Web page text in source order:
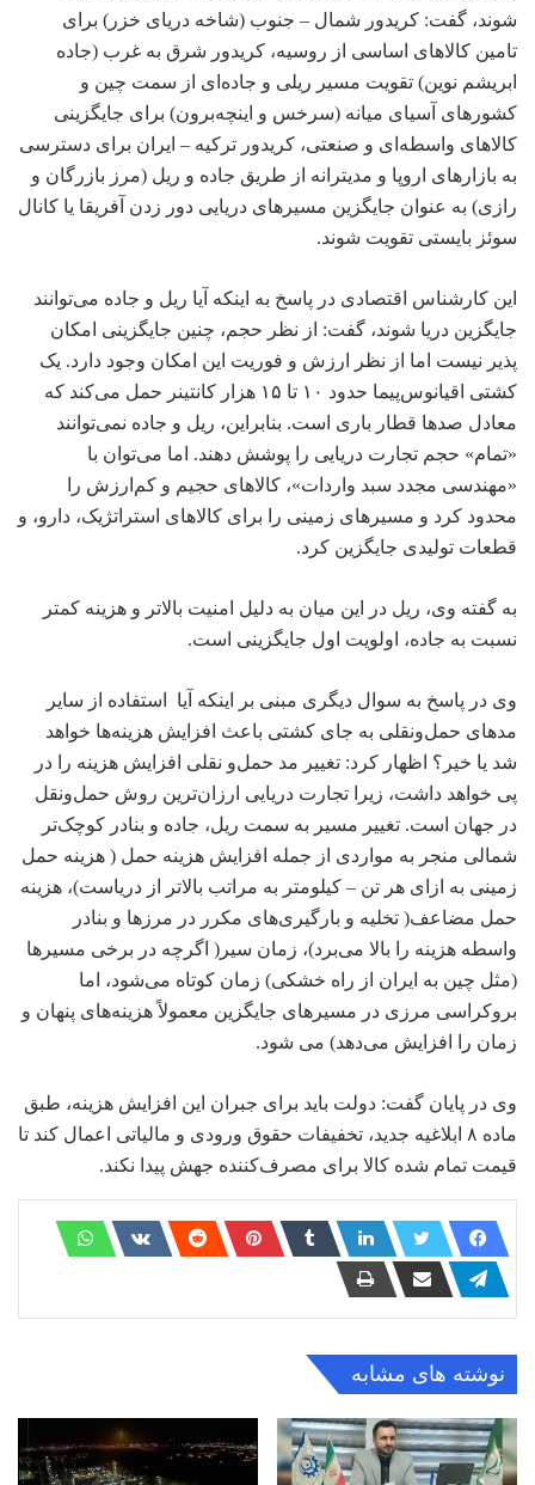
شوند، گفت: کریدور شمال – جنوب (شاخه دریای خزر) برای
تامین کالاهای اساسی از روسیه، کریدور شرق به غرب (جاده
ابریشم نوین) تقویت مسیر ریلی و جاده‌ای از سمت چین و
کشورهای آسیای میانه (سرخس و اینچه‌برون) برای جایگزینی
کالاهای واسطه‌ای و صنعتی، کریدور ترکیه – ایران برای دسترسی
به بازارهای اروپا و مدیترانه از طریق جاده و ریل (مرز بازرگان و
رازی) به عنوان جایگزین مسیرهای دریایی دور زدن آفریقا یا کانال
سوئز بایستی تقویت شوند.
این کارشناس اقتصادی در پاسخ به اینکه آیا ریل و جاده می‌توانند
جایگزین دریا شوند، گفت: از نظر حجم، چنین جایگزینی امکان
پذیر نیست اما از نظر ارزش و فوریت این امکان وجود دارد. یک
کشتی اقیانوس‌پیما حدود ۱۰ تا ۱۵ هزار کانتینر حمل می‌کند که
معادل صدها قطار باری است. بنابراین، ریل و جاده نمی‌توانند
«تمام» حجم تجارت دریایی را پوشش دهند. اما می‌توان با
«مهندسی مجدد سبد واردات»، کالاهای حجیم و کم‌ارزش را
محدود کرد و مسیرهای زمینی را برای کالاهای استراتژیک، دارو، و
قطعات تولیدی جایگزین کرد.
به گفته وی، ریل در این میان به دلیل امنیت بالاتر و هزینه کمتر
نسبت به جاده، اولویت اول جایگزینی است.
وی در پاسخ به سوال دیگری مبنی بر اینکه آیا استفاده از سایر
مدهای حمل‌ونقلی به جای کشتی باعث افزایش هزینه‌ها خواهد
شد یا خیر؟ اظهار کرد: تغییر مد حمل‌و نقلی افزایش هزینه را در
پی خواهد داشت، زیرا تجارت دریایی ارزان‌ترین روش حمل‌ونقل
در جهان است. تغییر مسیر به سمت ریل، جاده و بنادر کوچک‌تر
شمالی منجر به مواردی از جمله افزایش هزینه حمل ( هزینه حمل
زمینی به ازای هر تن – کیلومتر به مراتب بالاتر از دریاست)، هزینه
حمل مضاعف( تخلیه و بارگیری‌های مکرر در مرزها و بنادر
واسطه هزینه را بالا می‌برد)، زمان سیر( اگرچه در برخی مسیرها
(مثل چین به ایران از راه خشکی) زمان کوتاه می‌شود، اما
بروکراسی مرزی در مسیرهای جایگزین معمولاً هزینه‌های پنهان و
زمان را افزایش می‌دهد) می شود.
وی در پایان گفت: دولت باید برای جبران این افزایش هزینه، طبق
ماده ۸ ابلاغیه جدید، تخفیفات حقوق ورودی و مالیاتی اعمال کند تا
قیمت تمام شده کالا برای مصرف‌کننده جهش پیدا نکند.
نوشته های مشابه